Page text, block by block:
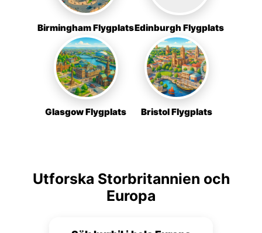
Birmingham FlygplatsEdinburgh Flygplats
Glasgow Flygplats Bristol Flygplats
Utforska Storbritannien och
Europa